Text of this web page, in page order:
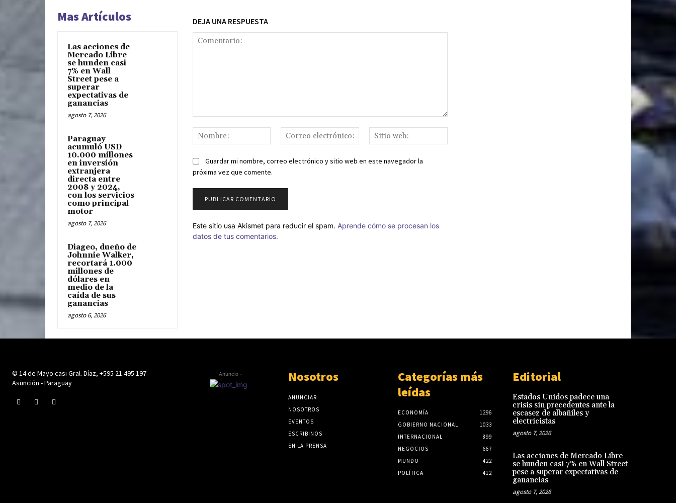
Mas Artículos
Las acciones de
Mercado Libre
se hunden casi
7% en Wall
Street pese a
superar
expectativas de
ganancias
agosto 7, 2026
Paraguay
acumuló USD
10.000 millones
en inversión
extranjera
directa entre
2008 y 2024,
con los servicios
como principal
motor
agosto 7, 2026
Diageo, dueño de
Johnnie Walker,
recortará 1.000
millones de
dólares en
medio de la
caída de sus
ganancias
agosto 6, 2026
DEJA UNA RESPUESTA
Nombre:
Correo
electrónico:
web:
Guardar mi nombre, correo electrónico y sitio web en este navegador la
próxima vez que comente.
Este sitio usa Akismet para reducir el spam. Aprende cómo se procesan los
datos de tus comentarios.
© 14 de Mayo casi Gral. Díaz, +595 21 495 197
Asunción - Paraguay
- Anuncio - Nosotros
ANUNCIAR
NOSOTROS
EVENTOS
ESCRIBINOS
EN LA PRENSA
Categorías más
leídas
ECONOMÍA
1296
GOBIERNO NACIONAL
1033
INTERNACIONAL
899
NEGOCIOS
667
MUNDO
422
POLÍTICA
412
Editorial
Estados Unidos padece una
crisis sin precedentes ante la
escasez de albañiles y
electricistas
agosto 7, 2026
Las acciones de Mercado Libre
se hunden casi 7% en Wall Street
pese a superar expectativas de
ganancias
agosto 7, 2026